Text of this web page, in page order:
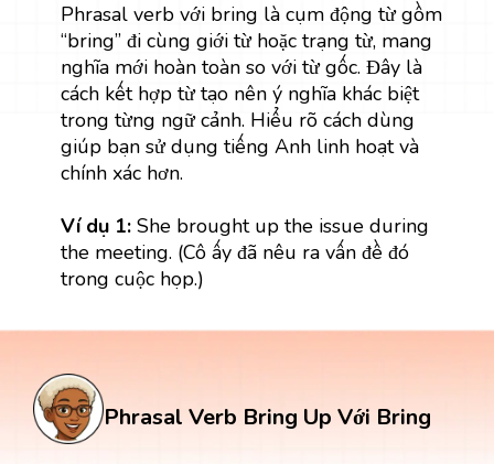
Phrasal verb với bring là cụm động từ gồm
“bring” đi cùng giới từ hoặc trạng từ, mang
nghĩa mới hoàn toàn so với từ gốc. Đây là
cách kết hợp từ tạo nên ý nghĩa khác biệt
trong từng ngữ cảnh. Hiểu rõ cách dùng
giúp bạn sử dụng tiếng Anh linh hoạt và
chính xác hơn.
Ví dụ 1:She brought up the issue during
the meeting. (Cô ấy đã nêu ra vấn đề đó
trong cuộc họp.)
Phrasal Verb Bring Up Với Bring